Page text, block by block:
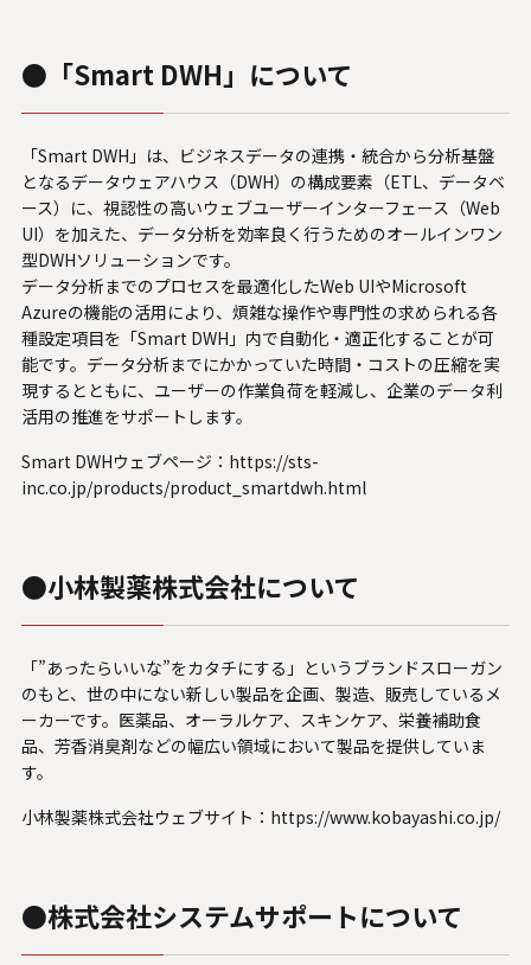
●「Smart DWH」について
「Smart DWH」は、ビジネスデータの連携・統合から分析基盤
となるデータウェアハウス（DWH）の構成要素（ETL、データベ
ース）に、視認性の高いウェブユーザーインターフェース（Web
UI）を加えた、データ分析を効率良く行うためのオールインワン
型DWHソリューションです。
データ分析までのプロセスを最適化したWeb UIやMicrosoft
Azureの機能の活用により、煩雑な操作や専門性の求められる各
種設定項目を「Smart DWH」内で自動化・適正化することが可
能です。データ分析までにかかっていた時間・コストの圧縮を実
現するとともに、ユーザーの作業負荷を軽減し、企業のデータ利
活用の推進をサポートします。
Smart DWHウェブページ： https://sts-
inc.co.jp/products/product_smartdwh.html
●小林製薬株式会社について
「”あったらいいな”をカタチにする」というブランドスローガン
のもと、世の中にない新しい製品を企画、製造、販売しているメ
ーカーです。医薬品、オーラルケア、スキンケア、栄養補助食
品、芳香消臭剤などの幅広い領域において製品を提供していま
す。
小林製薬株式会社ウェブサイト： https://www.kobayashi.co.jp/
●株式会社システムサポートについて